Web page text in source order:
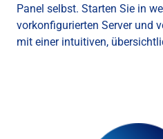
Panel selbst. Starten Sie in
vorkonfigurierten Server und
mit einer intuitiven,